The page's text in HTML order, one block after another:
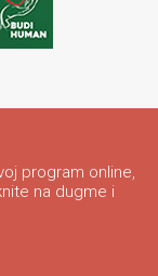
program online,
na dugme i